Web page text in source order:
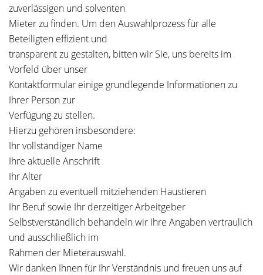
zuverlässigen und solventen
Mieter zu finden. Um den Auswahlprozess für alle
Beteiligten effizient und
transparent zu gestalten, bitten wir Sie, uns bereits im
Vorfeld über unser
Kontaktformular einige grundlegende Informationen zu
Ihrer Person zur
Verfügung zu stellen.
Hierzu gehören insbesondere:
Ihr vollständiger Name
Ihre aktuelle Anschrift
Ihr Alter
Angaben zu eventuell mitziehenden Haustieren
Ihr Beruf sowie Ihr derzeitiger Arbeitgeber
Selbstverständlich behandeln wir Ihre Angaben vertraulich
und ausschließlich im
Rahmen der Mieterauswahl.
Wir danken Ihnen für Ihr Verständnis und freuen uns auf